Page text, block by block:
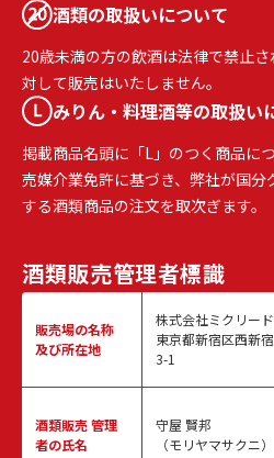
酒類の取扱いについて
20歳未満の方の飲酒は法律で禁止
対して販売はいたしません。
みりん・料理酒等の取扱い
掲載商品名頭に「L」のつく商品に
売媒介業免許に基づき、弊社が国分
する酒類商品の注文を取次ぎます。
酒類販売管理者標識
販売場の名称
及び所在地
酒類販売管理
者の氏名
株式会社ミクリード
東京都新宿区西新
3-1
守屋 賢邦
（モリヤマサクニ）